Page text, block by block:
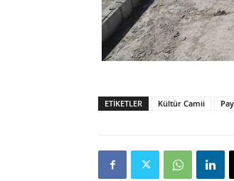
ETIKETLER Kültür Camii